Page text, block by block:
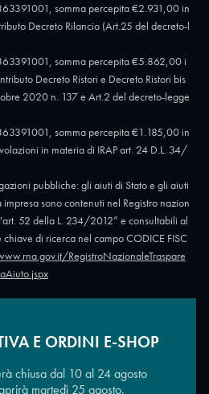
somma percepita €2.931,00 in
Decreto Rilancio (Art.25 del decreto-l
somma percepita €5.862,00 i
Decreto Ristori e Decreto Ristori bis
2020 n. 137 e Art.2 del decreto-legge
somma percepita €1.185,00 in
in materia di IRAP art. 24 D.L. 34/
pubbliche: gli aiuti di Stato e gli aiuti
sono contenuti nel Registro nazion
52 della L. 234/2012” e consultabili al
di ricerca nel campo CODICE FISC
RegistroNazionaleTraspare
Enrico Sali Conti e C. snc - Partita IVA
E ORDINI E-SHOP
chiusa dal 10 al 24 agosto
martedì 25 agosto.